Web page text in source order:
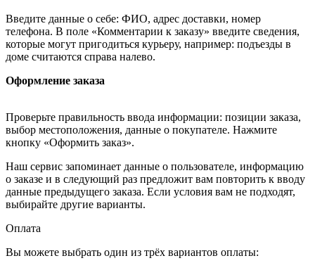
Введите данные о себе: ФИО, адрес доставки, номер
телефона. В поле «Комментарии к заказу» введите сведения,
которые могут пригодиться курьеру, например: подъезды в
доме считаются справа налево.
Оформление заказа
Проверьте правильность ввода информации: позиции заказа,
выбор местоположения, данные о покупателе. Нажмите
кнопку «Оформить заказ».
Наш сервис запоминает данные о пользователе, информацию
о заказе и в следующий раз предложит вам повторить к вводу
данные предыдущего заказа. Если условия вам не подходят,
выбирайте другие варианты.
Оплата
Вы можете выбрать один из трёх вариантов оплаты: